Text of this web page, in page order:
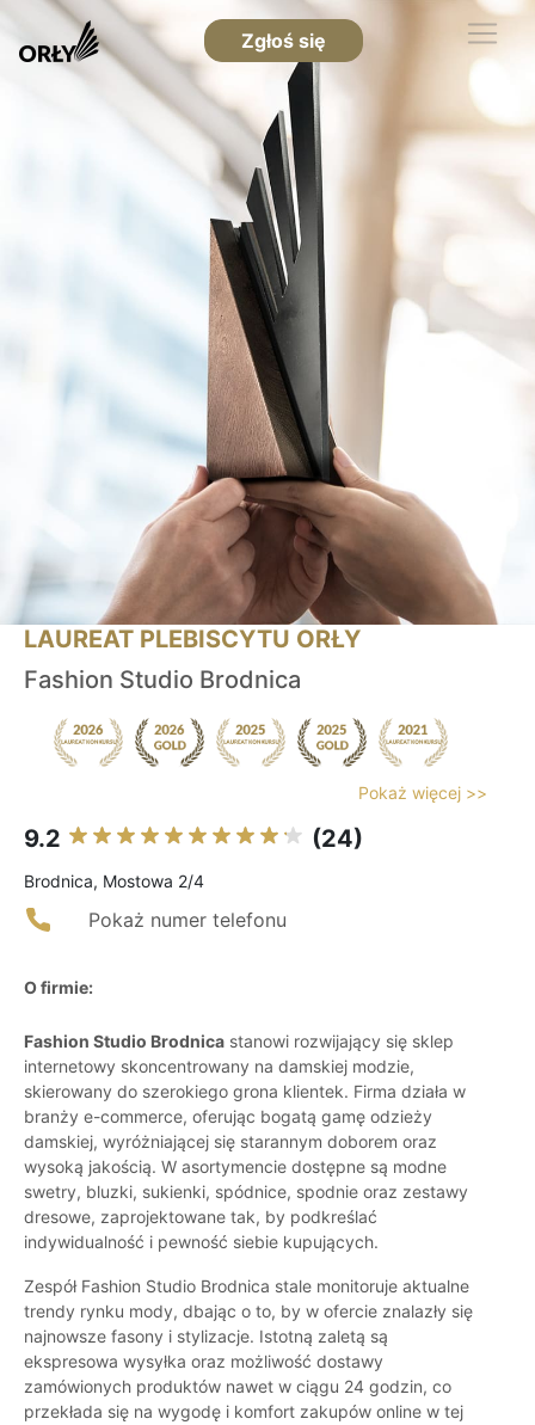
Zgłoś się
LAUREAT PLEBISCYTU ORŁY
Fashion Studio Brodnica
Pokaż więcej >>
9.2 (24)
Brodnica, Mostowa 2/4
Pokaż numer telefonu
O firmie:
Fashion Studio Brodnica stanowi rozwijający się sklep
internetowy skoncentrowany na damskiej modzie,
skierowany do szerokiego grona klientek. Firma działa w
branży e-commerce, oferując bogatą gamę odzieży
damskiej, wyróżniającej się starannym doborem oraz
wysoką jakością. W asortymencie dostępne są modne
swetry, bluzki, sukienki, spódnice, spodnie oraz zestawy
dresowe, zaprojektowane tak, by podkreślać
indywidualność i pewność siebie kupujących.
Zespół Fashion Studio Brodnica stale monitoruje aktualne
trendy rynku mody, dbając o to, by w ofercie znalazły się
najnowsze fasony i stylizacje. Istotną zaletą są
ekspresowa wysyłka oraz możliwość dostawy
zamówionych produktów nawet w ciągu 24 godzin, co
przekłada się na wygodę i komfort zakupów online w tej